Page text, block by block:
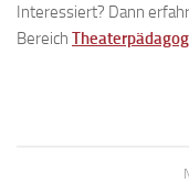
Interessiert? Dann
Bereich